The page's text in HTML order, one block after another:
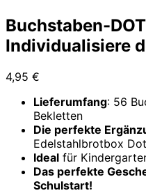
Buchstaben-
Individualisiere
4,95 €
Lieferumfang: 56
Bekletten
Die perfekte
Edelstahlbrotbox
Ideal für
Das perfekte
Schulstart!